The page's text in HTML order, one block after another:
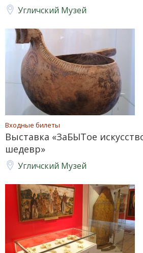
Угличский Музей
Входные билеты
Выставка «ЗаБЫТое
шедевр»
Угличский Музей